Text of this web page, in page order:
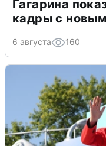
Гагарина
кадры с
6 августа 160